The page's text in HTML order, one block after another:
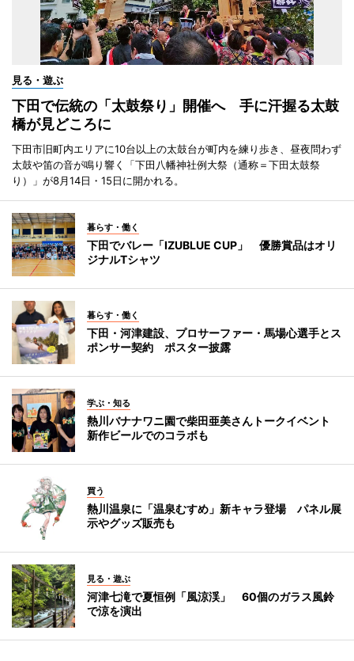
見る・遊ぶ
下田で伝統の「太鼓祭り」開催へ 手に汗握る太鼓
橋が見どころに
下田市旧町内エリアに10台以上の太鼓台が町内を練り歩き、昼夜問わず
太鼓や笛の音が鳴り響く「下田八幡神社例大祭（通称＝下田太鼓祭
り）」が8月14日・15日に開かれる。
暮らす・働く
下田でバレー「IZUBLUE CUP」 優勝賞品はオリ
ジナルTシャツ
暮らす・働く
下田・河津建設、プロサーファー・馬場心選手とス
ポンサー契約 ポスター披露
学ぶ・知る
熱川バナナワニ園で柴田亜美さんトークイベント
新作ビールでのコラボも
買う
熱川温泉に「温泉むすめ」新キャラ登場 パネル展
示やグッズ販売も
見る・遊ぶ
河津七滝で夏恒例「風涼渓」 60個のガラス風鈴
で涼を演出